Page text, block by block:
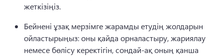
жеткізіңіз.
Бейнені ұзақ мерзімге жарамды етудің жолдарын
ойластырыңыз: оны қайда орналастыру, жариялау
немесе бөлісу керектігін, сондай-ақ оның қанша